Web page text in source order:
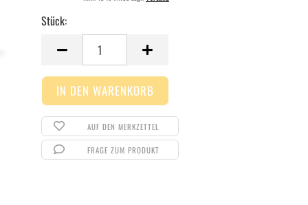
Stück:
Stück
AUF DEN MERKZETTEL
FRAGE ZUM PRODUKT